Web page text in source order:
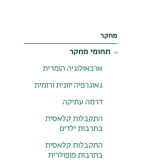
מחקר
תחומי מחקר
ארכאולוגיה הומרית
גאוגרפיה יוונית ורומית
דרמה עתיקה
התקבלות קלאסית
בתרבות ילדים
התקבלות קלאסית
בתרבות פופולרית